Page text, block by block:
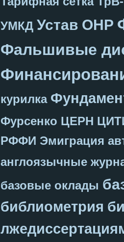
УМКД Устав ОНР
Фальшивые
курилка
Фурсенко ЦЕРН
РФФИ Эмиграция
англоязычные
базовые оклады
библиометрия